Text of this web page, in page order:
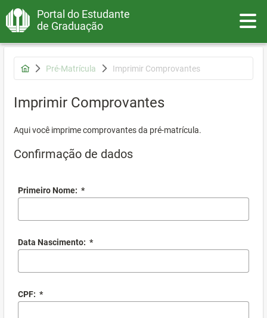
Portal do Estudante
de Graduação
Pré-Matrícula Imprimir Comprovantes
Imprimir Comprovantes
Aqui você imprime comprovantes da pré-matrícula.
Confirmação de dados
Primeiro Nome: *
Data Nascimento: *
CPF: *